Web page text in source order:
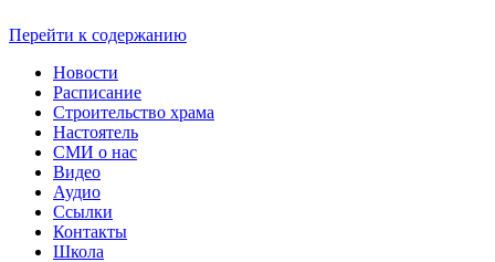
Перейти к содержанию
Новости
Расписание
Строительство храма
Настоятель
СМИ о нас
Видео
Аудио
Ссылки
Контакты
Школа